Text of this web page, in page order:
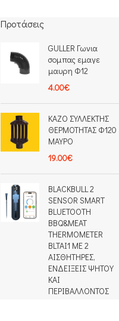
Προτάσεις
GULLER Γωνια
σομπας εμαγε
μαυρη Φ12
4.00€
ΚΑΖΟ ΣΥΛΛΕΚΤΗΣ
ΘΕΡΜΟΤΗΤΑΣ Φ120
ΜΑΥΡΟ
19.00€
BLACKBULL 2
SENSOR SMART
BLUETOOTH
BBQ&ΜΕΑΤ
THERMOMETER
BLTAI1 ΜΕ 2
ΑΙΣΘΗΤΗΡΕΣ,
ΕΝΔΕΙΞΕΙΣ ΨΗΤΟΥ
ΚΑΙ
ΠΕΡΙΒΑΛΛΟΝΤΟΣ